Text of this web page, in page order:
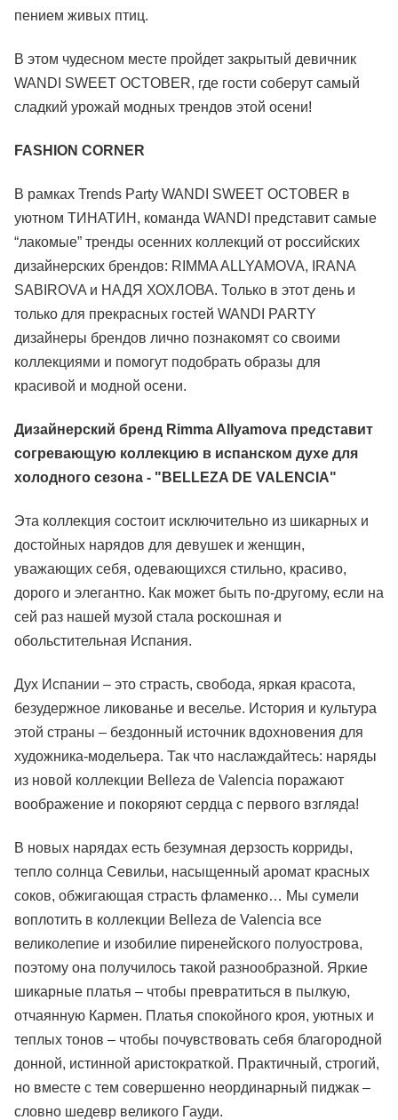
пением живых птиц.
В этом чудесном месте пройдет закрытый девичник
WANDI SWEET OCTOBER, где гости соберут самый
сладкий урожай модных трендов этой осени!
FASHION CORNER
В рамках Trends Party WANDI SWEET OCTOBER в
уютном ТИНАТИН, команда WANDI представит самые
“лакомые” тренды осенних коллекций от российских
дизайнерских брендов: RIMMA ALLYAMOVA, IRANA
SABIROVA и НАДЯ ХОХЛОВА. Только в этот день и
только для прекрасных гостей WANDI PARTY
дизайнеры брендов лично познакомят со своими
коллекциями и помогут подобрать образы для
красивой и модной осени.
Дизайнерский бренд Rimma Allyamova представит
согревающую коллекцию в испанском духе для
холодного сезона - "BELLEZA DE VALENCIA"
Эта коллекция состоит исключительно из шикарных и
достойных нарядов для девушек и женщин,
уважающих себя, одевающихся стильно, красиво,
дорого и элегантно. Как может быть по-другому, если на
сей раз нашей музой стала роскошная и
обольстительная Испания.
Дух Испании – это страсть, свобода, яркая красота,
безудержное ликованье и веселье. История и культура
этой страны – бездонный источник вдохновения для
художника-модельера. Так что наслаждайтесь: наряды
из новой коллекции Belleza de Valencia поражают
воображение и покоряют сердца с первого взгляда!
В новых нарядах есть безумная дерзость корриды,
тепло солнца Севильи, насыщенный аромат красных
соков, обжигающая страсть фламенко… Мы сумели
воплотить в коллекции Belleza de Valencia все
великолепие и изобилие пиренейского полуострова,
поэтому она получилось такой разнообразной. Яркие
шикарные платья – чтобы превратиться в пылкую,
отчаянную Кармен. Платья спокойного кроя, уютных и
теплых тонов – чтобы почувствовать себя благородной
донной, истинной аристократкой. Практичный, строгий,
но вместе с тем совершенно неординарный пиджак –
словно шедевр великого Гауди.